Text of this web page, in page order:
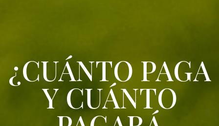
¿CUÁNTO PAGA
Y CUÁNTO